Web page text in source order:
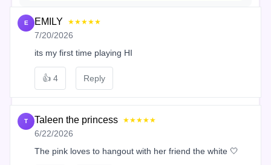
E EMILY ★★★★★
7/20/2026
its my first time playing HI
👍 4 Reply
T Taleen the princess ★★★★★
6/22/2026
The pink loves to hangout with her friend the white 🤍